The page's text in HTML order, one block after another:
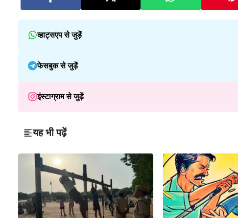
व्हाट्सएप से जुड़ें
फेसबुक से जुड़ें
इंस्टाग्राम से जुड़ें
यह भी पढ़ें